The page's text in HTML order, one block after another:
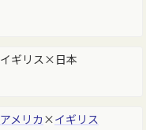
イギリス×日本
アメリカ ×イギリス